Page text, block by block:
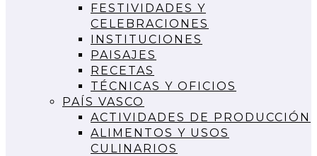
FESTIVIDADES Y
CELEBRACIONES
INSTITUCIONES
PAISAJES
RECETAS
TÉCNICAS Y OFICIOS
PAÍS VASCO
ACTIVIDADES DE PRODUCCIÓN
ALIMENTOS Y USOS
CULINARIOS